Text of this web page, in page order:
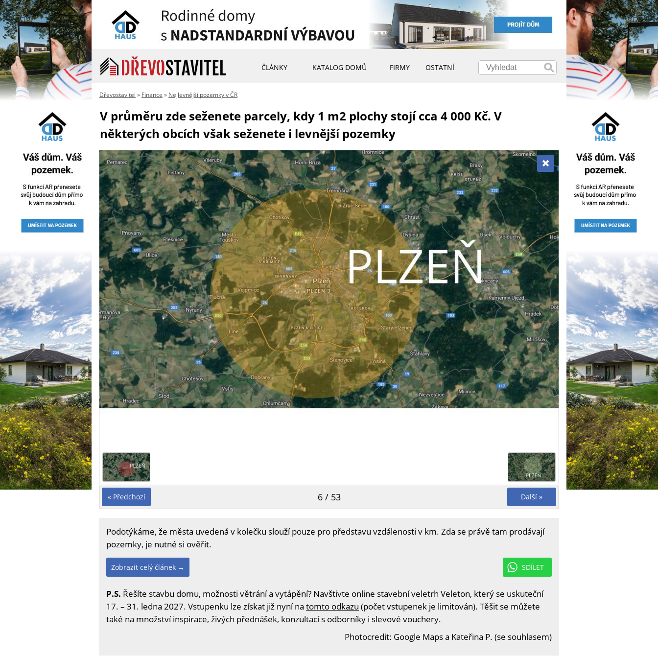
ČLÁNKY KATALOG DOMŮ FIRMY OSTATNÍ
Dřevostavitel » Finance » Nejlevnější pozemky v ČR
V průměru zde seženete parcely, kdy 1 m2 plochy stojí cca 4 000 Kč. V
některých obcích však seženete i levnější pozemky
« Předchozí Další »
6 / 53
Podotýkáme, že města uvedená v kolečku slouží pouze pro představu vzdálenosti v km. Zda se právě tam prodávají
pozemky, je nutné si ověřit.
SDÍLET
Zobrazit celý článek →
P.S. Řešíte stavbu domu, možnosti větrání a vytápění? Navštivte online stavební veletrh Veleton, který se uskuteční
17. – 31. ledna 2027. Vstupenku lze získat již nyní na tomto odkazu (počet vstupenek je limitován). Těšit se můžete
také na množství inspirace, živých přednášek, konzultací s odborníky i slevové vouchery.
Photocredit: Google Maps a Kateřina P. (se souhlasem)